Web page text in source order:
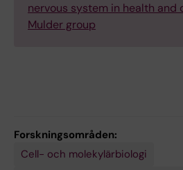
nervous system in health and
Mulder group
Forskningsområden:
Cell- och molekylärbiologi